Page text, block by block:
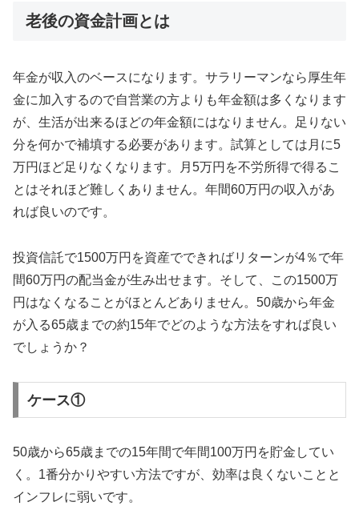
老後の資金計画とは
年金が収入のベースになります。サラリーマンなら厚生年
金に加入するので自営業の方よりも年金額は多くなります
が、生活が出来るほどの年金額にはなりません。足りない
分を何かで補填する必要があります。試算としては月に5
万円ほど足りなくなります。月5万円を不労所得で得るこ
とはそれほど難しくありません。年間60万円の収入があ
れば良いのです。
投資信託で1500万円を資産でできればリターンが4％で年
間60万円の配当金が生み出せます。そして、この1500万
円はなくなることがほとんどありません。50歳から年金
が入る65歳までの約15年でどのような方法をすれば良い
でしょうか？
ケース①
50歳から65歳までの15年間で年間100万円を貯金してい
く。1番分かりやすい方法ですが、効率は良くないことと
インフレに弱いです。